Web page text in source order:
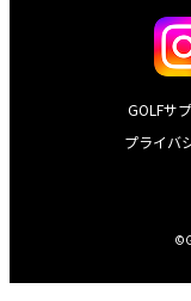
GOLFサ
プライバ